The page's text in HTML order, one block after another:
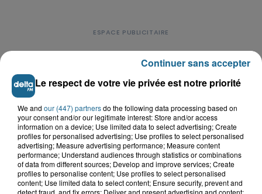
LE TOP DE L'ACTU
Le respect de votre vie privée est notre priorité
We and our (447) partnersdo the following data processing based on
your consent and/or our legitimate interest: Store and/or access
information on a device; Use limited data to select advertising; Create
profiles for personalised advertising; Use profiles to select personalised
advertising; Measure advertising performance; Measure content
performance; Understand audiences through statistics or combinations
of data from different sources; Develop and improve services; Create
profiles to personalise content; Use profiles to select personalised
content; Use limited data to select content; Ensure security, prevent and
detect fraud, and fix errors; Deliver and present advertising and content;
Continuer sans accepter